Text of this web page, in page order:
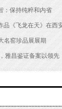
：保持纯粹和内省
品《飞龙在天》在西
名窑珍品展展期
雅昌鉴证备案以领先